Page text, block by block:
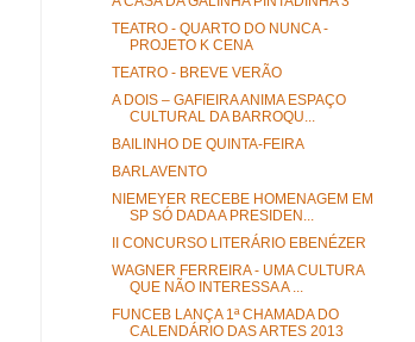
TEATRO - QUARTO DO NUNCA -
PROJETO K CENA
TEATRO - BREVE VERÃO
A DOIS – GAFIEIRA ANIMA ESPAÇO
CULTURAL DA BARROQU...
BAILINHO DE QUINTA-FEIRA
BARLAVENTO
NIEMEYER RECEBE HOMENAGEM EM
SP SÓ DADA A PRESIDEN...
II CONCURSO LITERÁRIO EBENÉZER
WAGNER FERREIRA - UMA CULTURA
QUE NÃO INTERESSA A ...
FUNCEB LANÇA 1ª CHAMADA DO
CALENDÁRIO DAS ARTES 2013